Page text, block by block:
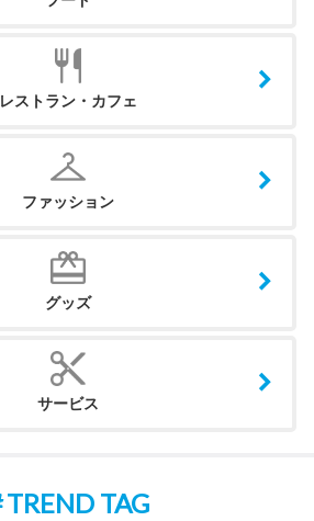
レストラン・カフェ
ファッション
グッズ
サービス
TREND TAG